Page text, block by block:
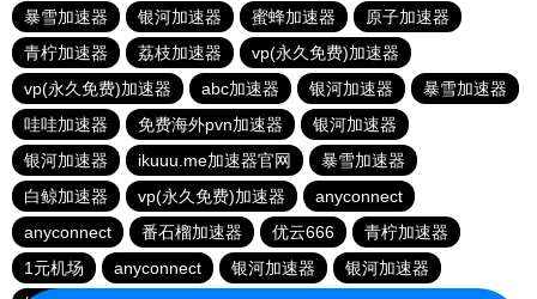
暴雪加速器
银河加速器 蜜蜂加速器
原子加速器
青柠加速器
荔枝加速器
vp(永久免费)加速器
vp(永久免费)加速器
abc加速器 银河加速器
暴雪加速器
哇哇加速器
免费海外pvn加速器
银河加速器
银河加速器
ikuuu.me加速器官网
暴雪加速器
白鲸加速器
vp(永久免费)加速器
anyconnect
anyconnect
番石榴加速器 优云666
青柠加速器
1元机场
anyconnect 银河加速器
银河加速器